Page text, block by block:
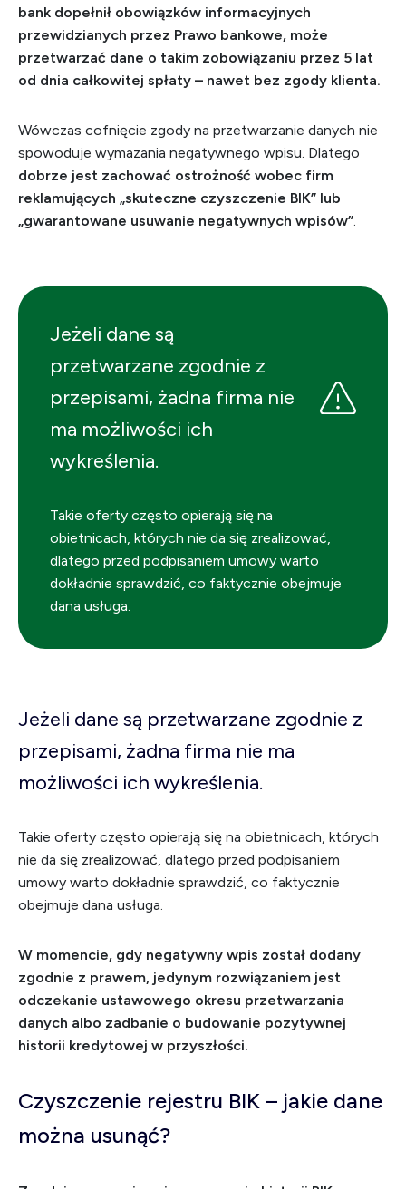
bank dopełnił obowiązków informacyjnych
przewidzianych przez Prawo bankowe, może
przetwarzać dane o takim zobowiązaniu przez 5 lat
od dnia całkowitej spłaty – nawet bez zgody klienta.
Wówczas cofnięcie zgody na przetwarzanie danych nie
spowoduje wymazania negatywnego wpisu. Dlatego
dobrze jest zachować ostrożność wobec firm
reklamujących „skuteczne czyszczenie BIK” lub
„gwarantowane usuwanie negatywnych wpisów”.
Jeżeli dane są
przetwarzane zgodnie z
przepisami, żadna firma nie
ma możliwości ich
wykreślenia.
Takie oferty często opierają się na
obietnicach, których nie da się zrealizować,
dlatego przed podpisaniem umowy warto
dokładnie sprawdzić, co faktycznie obejmuje
dana usługa.
Jeżeli dane są przetwarzane zgodnie z
przepisami, żadna firma nie ma
możliwości ich wykreślenia.
Takie oferty często opierają się na obietnicach, których
nie da się zrealizować, dlatego przed podpisaniem
umowy warto dokładnie sprawdzić, co faktycznie
obejmuje dana usługa.
W momencie, gdy negatywny wpis został dodany
zgodnie z prawem, jedynym rozwiązaniem jest
odczekanie ustawowego okresu przetwarzania
danych albo zadbanie o budowanie pozytywnej
historii kredytowej w przyszłości.
Czyszczenie rejestru BIK – jakie dane
można usunąć?